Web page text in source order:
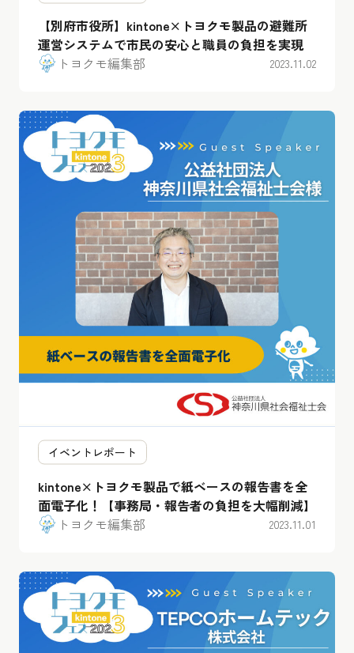
【別府市役所】kintone×トヨクモ製品の避難所
運営システムで市民の安心と職員の負担を実現
トヨクモ編集部
2023.11.02
イベントレポート
kintone×トヨクモ製品で紙ベースの報告書を全
面電子化！【事務局・報告者の負担を大幅削減】
トヨクモ編集部
2023.11.01